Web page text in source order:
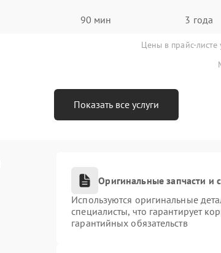
90 мин 3 года
Цены в прайс-листе
Показать все услуги
Оригинальные запчасти и
Используются оригинальные
специалисты, что гарантирует
гарантийных обязательств